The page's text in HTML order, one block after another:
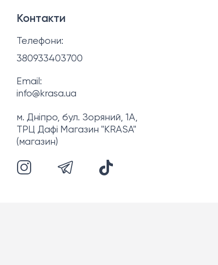
Політика конфіденційності
Про нас
Контакти
Телефони:
380933403700
Email:
info@krasa.ua
м. Дніпро, бул. Зоряний, 1А,
ТРЦ Дафі Магазин "KRASA"
(магазин)